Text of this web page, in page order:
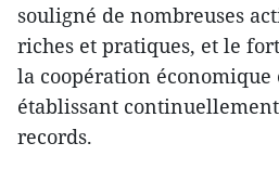
souligné de nombreuses
riches et pratiques, et le
la coopération économique
établissant
records.